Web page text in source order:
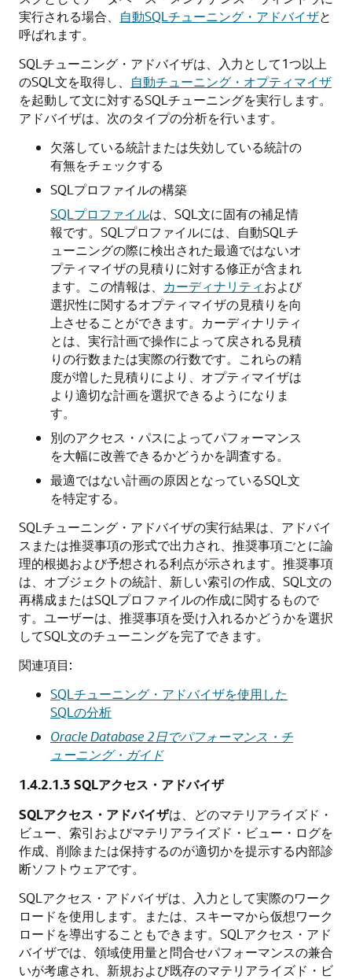
実行される場合、 自動SQLチューニング・アドバイザと
呼ばれます。
SQLチューニング・アドバイザは、入力として1つ以上
のSQL文を取得し、 自動チューニング・オプティマイザ
を起動して文に対するSQLチューニングを実行します。
アドバイザは、次のタイプの分析を行います。
欠落している統計または失効している統計の
有無をチェックする
SQLプロファイルの構築
SQLプロファイルは、SQL文に固有の補足情
報です。SQLプロファイルには、自動SQLチ
ューニングの際に検出された最適ではないオ
プティマイザの見積りに対する修正が含まれ
ます。この情報は、 カーディナリティおよび
選択性に関するオプティマイザの見積りを向
上させることができます。カーディナリティ
とは、実行計画で操作によって戻される見積
りの行数または実際の行数です。これらの精
度が増した見積りにより、オプティマイザは
より適切な計画を選択できるようになりま
す。
別のアクセス・パスによってパフォーマンス
を大幅に改善できるかどうかを調査する。
最適ではない計画の原因となっているSQL文
を特定する。
SQLチューニング・アドバイザの実行結果は、アドバイ
スまたは推奨事項の形式で出力され、推奨事項ごとに論
理的根拠および予想される利点が示されます。推奨事項
は、オブジェクトの統計、新しい索引の作成、SQL文の
再構成またはSQLプロファイルの作成に関するもので
す。ユーザーは、推奨事項を受け入れるかどうかを選択
してSQL文のチューニングを完了できます。
関連項目:
SQLチューニング・アドバイザを使用した
SQLの分析
Oracle Database 2日でパフォーマンス・チ
ューニング・ガイド
1.4.2.1.3 SQLアクセス・アドバイザ
SQLアクセス・アドバイザは、どのマテリアライズド・
ビュー、索引およびマテリアライズド・ビュー・ログを
作成、削除または保持するのが適切かを提示する内部診
断ソフトウェアです。
SQLアクセス・アドバイザは、入力として実際のワーク
ロードを使用します。または、スキーマから仮想ワーク
ロードを導出することもできます。SQLアクセス・アド
バイザでは、領域使用量と問合せパフォーマンスの兼合
いが考慮され、新規および既存のマテリアライズド・ビ